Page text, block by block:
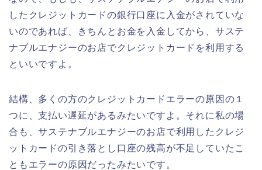
したクレジットカードの銀行口座に入金がされていな
いのであれば、きちんとお金を入金してから、サステ
ナブルエナジーのお店でクレジットカードを利用する
といいですよ。
結構、多くの方のクレジットカードエラーの原因の１
つに、支払い遅延があるみたいですよ。それに私の場
合も、サステナブルエナジーのお店で利用したクレジ
ットカードの引き落とし口座の残高が不足していたこ
ともエラーの原因だったみたいです。